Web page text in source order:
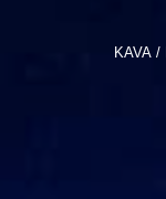
KAVA